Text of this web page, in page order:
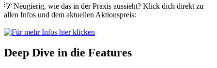
💡 Neugierig, wie das in der Praxis aussieht? Klick dich direkt zu
allen Infos und dem aktuellen Aktionspreis:
Deep Dive in die Features